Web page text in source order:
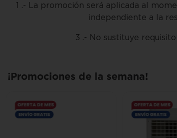
1 .- La promoción será aplicada al
independiente a la
3 .- No sustituye
¡Promociones de la semana!